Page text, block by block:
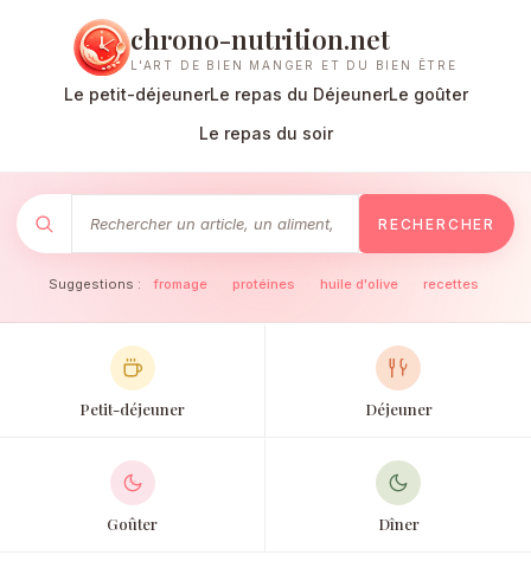
chrono-nutrition.net
L'ART DE BIEN MANGER ET DU BIEN ÊTRE
Le petit-déjeunerLe repas du DéjeunerLe goûter
Le repas du soir
RECHERCHER
Suggestions : fromage protéines huile d'olive recettes
Petit-déjeuner Déjeuner
Goûter Dîner